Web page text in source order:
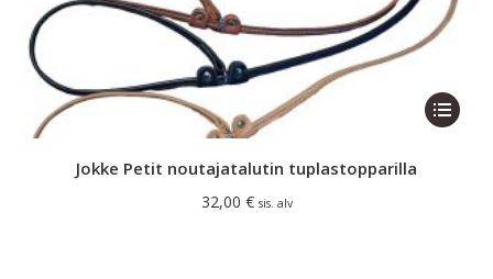
Tällä
tuotteella
Jokke Petit noutajatalutin tuplastopparilla
32,00 € sis. alv